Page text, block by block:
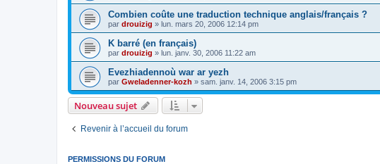
Combien coûte une traduction technique anglais/français ?
par drouizig » lun. mars 20, 2006 12:14 pm
K barré (en français)
par drouizig » lun. janv. 30, 2006 11:22 am
Evezhiadennoù war ar yezh
par Gweladenner-kozh » sam. janv. 14, 2006 3:15 pm
Nouveau sujet
Revenir à l’accueil du forum
PERMISSIONS DU FORUM